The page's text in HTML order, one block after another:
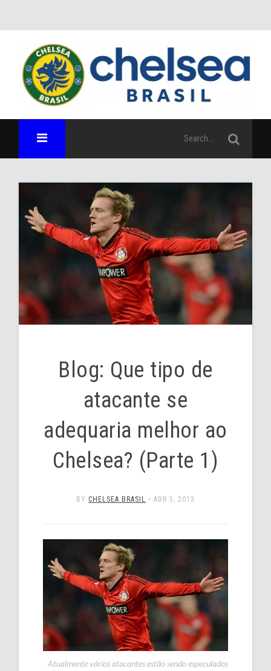
Blog: Que tipo de
atacante se
adequaria melhor ao
Chelsea? (Parte 1)
BY CHELSEA BRASIL • ABR 5, 2013
Atualmente vários atacantes estão sendo especulados